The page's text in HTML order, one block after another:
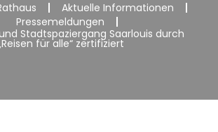
Aktuelle Informationen
Pressemeldungen
Stadtspaziergang Saarlouis durch
für alle“ zertifiziert